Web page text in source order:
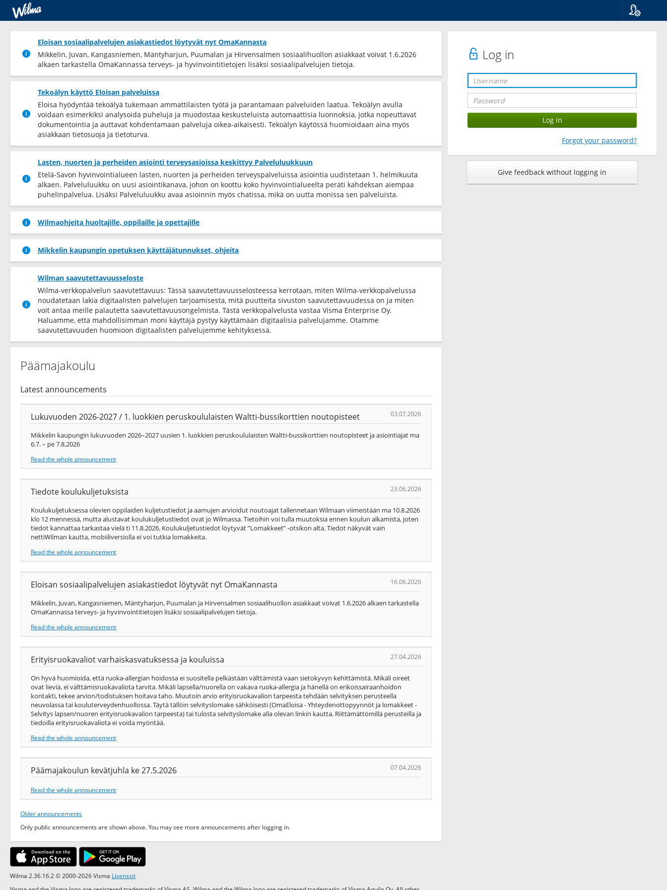
Log in
Forgot your password?
Give feedback without logging in
Eloisan sosiaalipalvelujen asiakastiedot löytyvät nyt OmaKannasta
Mikkelin, Juvan, Kangasniemen, Mäntyharjun, Puumalan ja Hirvensalmen sosiaalihuollon asiakkaat voivat 1.6.2026
alkaen tarkastella OmaKannassa terveys-​ ja hyvinvointitietojen lisäksi sosiaalipalvelujen tietoja.
Tekoälyn käyttö Eloisan palveluissa
Eloisa hyödyntää tekoälyä tukemaan ammattilaisten työtä ja parantamaan palveluiden laatua. Tekoälyn avulla
voidaan esimerkiksi analysoida puheluja ja muodostaa keskusteluista automaattisia luonnoksia, jotka nopeuttavat
dokumentointia ja auttavat kohdentamaan palveluja oikea-​aikaisesti. Tekoälyn käytössä huomioidaan aina myös
asiakkaan tietosuoja ja tietoturva.
Lasten, nuorten ja perheiden asiointi terveysasioissa keskittyy Palveluluukkuun
Etelä-Savon hyvinvointialueen lasten, nuorten ja perheiden terveyspalveluissa asiointia uudistetaan 1. helmikuuta
alkaen. Palveluluukku on uusi asiointikanava, johon on koottu koko hyvinvointialueelta peräti kahdeksan aiempaa
puhelinpalvelua. Lisäksi Palveluluukku avaa asioinnin myös chatissa, mikä on uutta monissa sen palveluista.
Wilmaohjeita huoltajille, oppilaille ja opettajille
Mikkelin kaupungin opetuksen käyttäjätunnukset, ohjeita
Wilman saavutettavuusseloste
Wilma-verkkopalvelun saavutettavuus: Tässä saavutettavuusselosteessa kerrotaan, miten Wilma-verkkopalvelussa
noudatetaan lakia digitaalisten palvelujen tarjoamisesta, mitä puutteita sivuston saavutettavuudessa on ja miten
voit antaa meille palautetta saavutettavuusongelmista. Tästä verkkopalvelusta vastaa Visma Enterprise Oy.
Haluamme, että mahdollisimman moni käyttäjä pystyy käyttämään digitaalisia palvelujamme. Otamme
saavutettavuuden huomioon digitaalisten palvelujemme kehityksessä.
Päämajakoulu
Latest announcements
Lukuvuoden 2026-2027 / 1. luokkien peruskoululaisten Waltti-bussikorttien noutopisteet 03.07.2026
Mikkelin kaupungin lukuvuoden 2026–2027 uusien 1. luokkien peruskoululaisten Waltti-bussikorttien noutopisteet ja asiointiajat ma
6.7. – pe 7.8.2026
Read the whole announcement
Tiedote koulukuljetuksista 23.06.2026
Koulukuljetuksessa olevien oppilaiden kuljetustiedot ja aamujen arvioidut noutoajat tallennetaan Wilmaan viimeistään ma 10.8.2026
klo 12 mennessä, mutta alustavat koulukuljetustiedot ovat jo Wilmassa. Tietoihin voi tulla muutoksia ennen koulun alkamista, joten
tiedot kannattaa tarkastaa vielä ti 11.8.2026. Koulukuljetustiedot löytyvät ”Lomakkeet” -otsikon alta. Tiedot näkyvät vain
nettiWilman kautta, mobiiliversiolla ei voi tutkia lomakkeita.
Read the whole announcement
Eloisan sosiaalipalvelujen asiakastiedot löytyvät nyt OmaKannasta 16.06.2026
Mikkelin, Juvan, Kangasniemen, Mäntyharjun, Puumalan ja Hirvensalmen sosiaalihuollon asiakkaat voivat 1.6.2026 alkaen tarkastella
OmaKannassa terveys-​ ja hyvinvointitietojen lisäksi sosiaalipalvelujen tietoja.
Read the whole announcement
Erityisruokavaliot varhaiskasvatuksessa ja kouluissa 27.04.2026
On hyvä huomioida, että ruoka-allergian hoidossa ei suositella pelkästään välttämistä vaan sietokyvyn kehittämistä. Mikäli oireet
ovat lieviä, ei välttämisruokavaliota tarvita. Mikäli lapsella/nuorella on vakava ruoka-allergia ja hänellä on erikoissairaanhoidon
kontakti, tekee arvion/todistuksen hoitava taho. Muutoin arvio erityisruokavalion tarpeesta tehdään selvityksen perusteella
neuvolassa tai kouluterveydenhuollossa. Täytä tällöin selvityslomake sähköisesti (OmaEloisa - Yhteydenottopyynnöt ja lomakkeet -
Selvitys lapsen/nuoren erityisruokavalion tarpeesta) tai tulosta selvityslomake alla olevan linkin kautta. Riittämättömillä perusteilla ja
tiedoilla erityisruokavaliota ei voida myöntää.
Read the whole announcement
Päämajakoulun kevätjuhla ke 27.5.2026 07.04.2026
Read the whole announcement
Older announcements
Only public announcements are shown above. You may see more announcements after logging in.
Wilma 2.36.16.2 © 2000-2026 Visma Lisenssit